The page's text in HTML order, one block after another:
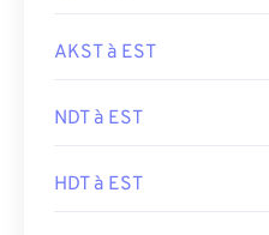
AKST à EST
NDT à EST
HDT à EST